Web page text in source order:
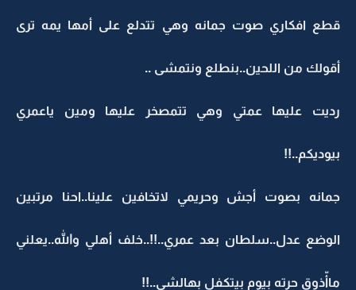
قطع افكاري صوت جمانه وهي تتدلع على أمها يمه ترى
أقولك من اللحين..بنطلع ونتمشى ..
رديت عليها عمتي وهي تتمصخر عليها ومين ياعمري
بيوديكم..!!
جمانه بصوت أجش وحريمي لاتخافين علينا..احنا مرتبين
الوضع عدل..سلطان بعد عمري..!!..خلف أهلي والله..يعلني
ماأّذوق حرته بيوم بيتكفل بهالشي..!!